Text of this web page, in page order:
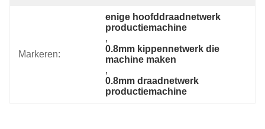
Markeren:
enige hoofddraadnetwerk
productiemachine
,
0.8mm kippennetwerk die
machine maken
,
0.8mm draadnetwerk
productiemachine